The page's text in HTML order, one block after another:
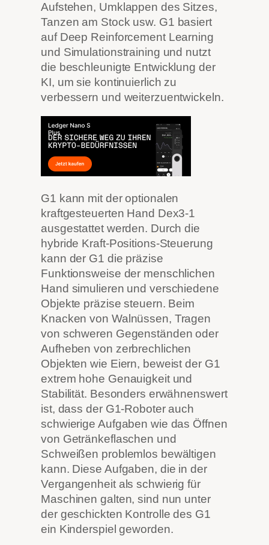
Aufstehen, Umklappen des Sitzes,
Tanzen am Stock usw. G1 basiert
auf Deep Reinforcement Learning
und Simulationstraining und nutzt
die beschleunigte Entwicklung der
KI, um sie kontinuierlich zu
verbessern und weiterzuentwickeln.
G1 kann mit der optionalen
kraftgesteuerten Hand Dex3-1
ausgestattet werden. Durch die
hybride Kraft-Positions-Steuerung
kann der G1 die präzise
Funktionsweise der menschlichen
Hand simulieren und verschiedene
Objekte präzise steuern. Beim
Knacken von Walnüssen, Tragen
von schweren Gegenständen oder
Aufheben von zerbrechlichen
Objekten wie Eiern, beweist der G1
extrem hohe Genauigkeit und
Stabilität. Besonders erwähnenswert
ist, dass der G1-Roboter auch
schwierige Aufgaben wie das Öffnen
von Getränkeflaschen und
Schweißen problemlos bewältigen
kann. Diese Aufgaben, die in der
Vergangenheit als schwierig für
Maschinen galten, sind nun unter
der geschickten Kontrolle des G1
ein Kinderspiel geworden.